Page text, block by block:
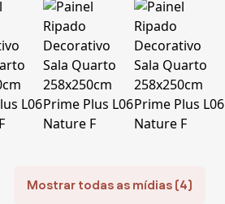
Mostrar todas as mídias (4)